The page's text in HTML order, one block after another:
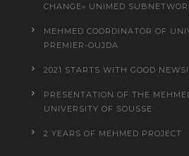
CHANGE» UNIMED
MEHMED COORDINATOR OF
PREMIER-OUJDA
2021 STARTS WITH GOOD NEWS!
PRESENTATION OF THE
UNIVERSITY OF SOUSSE
2 YEARS OF MEHMED PROJECT